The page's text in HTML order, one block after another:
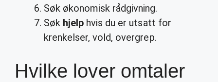
Søk økonomisk rådgivning.
Søk hjelp hvis du er utsatt for
krenkelser, vold, overgrep.
Hvilke lover omtaler